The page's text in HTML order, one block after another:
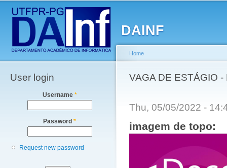
DAINF
Main menu
User login
Username *
Password *
Request new password
You are here
Home
VAGA DE ESTÁGIO
Thu, 05/05/2022 -
imagem de topo: